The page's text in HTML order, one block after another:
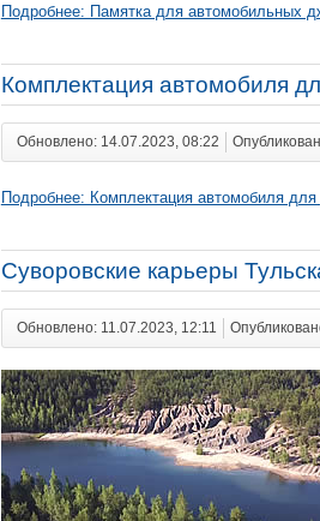
Подробнее: Памятка для автомобильных
Комплектация автомобиля
Обновлено: 14.07.2023, 08:22
Подробнее: Комплектация автомобиля
Суворовские карьеры
Обновлено: 11.07.2023, 12:11